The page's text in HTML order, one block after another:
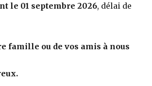
le 01 septembre 2026, délai de
famille ou de vos amis à nous